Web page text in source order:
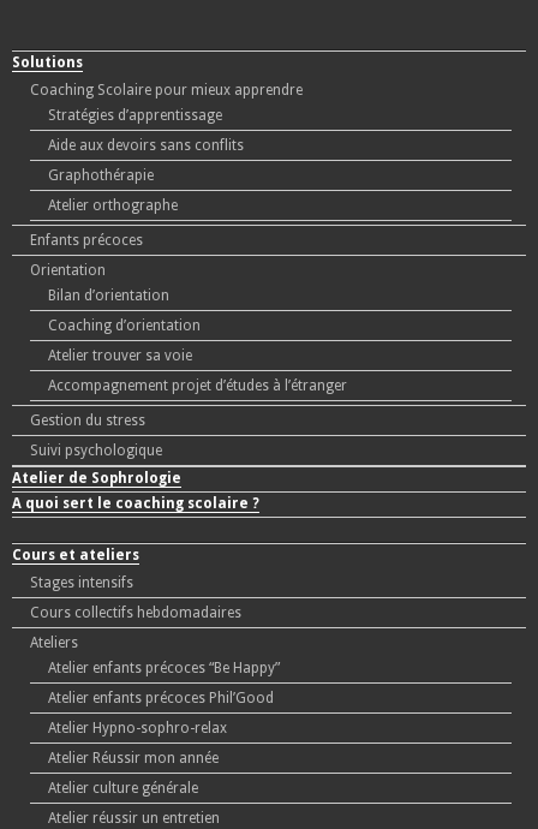
Solutions
Coaching Scolaire pour mieux apprendre
Stratégies d’apprentissage
Aide aux devoirs sans conflits
Graphothérapie
Atelier orthographe
Enfants précoces
Orientation
Bilan d’orientation
Coaching d’orientation
Atelier trouver sa voie
Accompagnement projet d’études à l’étranger
Gestion du stress
Suivi psychologique
Atelier de Sophrologie
A quoi sert le coaching scolaire ?
Cours et ateliers
Stages intensifs
Cours collectifs hebdomadaires
Ateliers
Atelier enfants précoces “Be Happy”
Atelier enfants précoces Phil’Good
Atelier Hypno-sophro-relax
Atelier Réussir mon année
Atelier culture générale
Atelier réussir un entretien